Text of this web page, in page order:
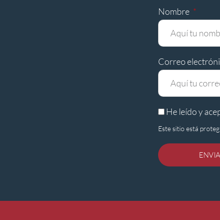
Nombre
Correo
He leído y
Este sitio está